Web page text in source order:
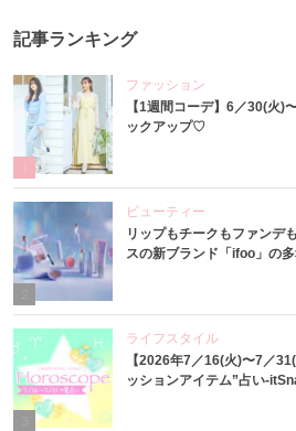
記事ランキング
ファッション
【1週間コーデ】6／30(火)
ックアップ♡
ビューティー
リップもチークもファンデ
スの新ブランド「ifoo」の
3
ライフスタイル
【2026年7／16(火)〜7／
ッションアイテム”占い-